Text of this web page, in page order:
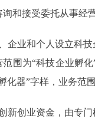
和接受委托从事经
业和个人设立科技
范围为“科技企业孵
化器”字样，业务范
创业资金，由专门